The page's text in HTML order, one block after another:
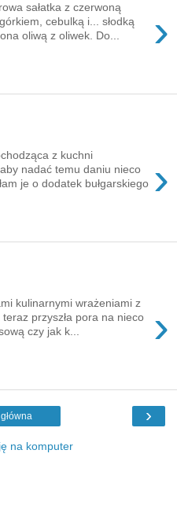
›
sałatka z czerwoną
cebulką i... słodką
oliwą z oliwek. Do...
›
z kuchni
nadać temu daniu nieco
je o dodatek bułgarskiego
›
kulinarnymi wrażeniami z
teraz przyszła pora na nieco
czy jak k...
›
na komputer